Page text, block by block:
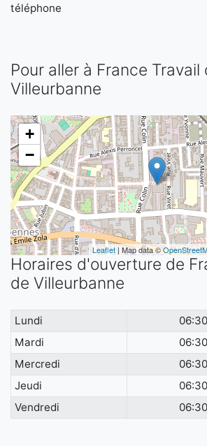
téléphone
Pour aller à France Travail
Villeurbanne
+
−
Leaflet | Map data ©
Horaires d'ouverture de
de Villeurbanne
Lundi
Mardi
Mercredi
Jeudi
Vendredi